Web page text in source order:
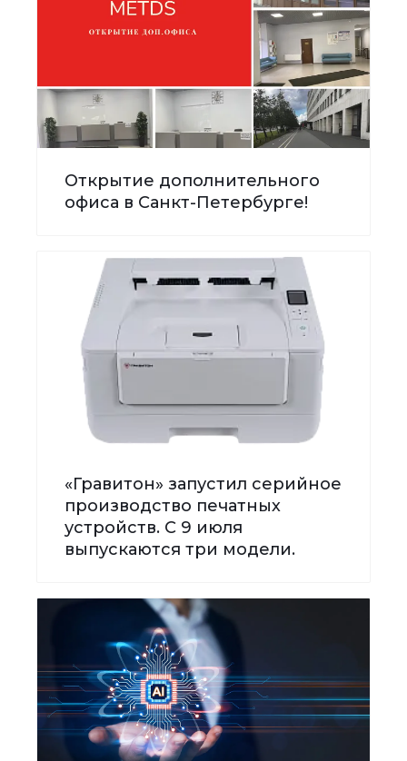
Открытие дополнительного
офиса в Санкт-Петербурге!
«Гравитон» запустил серийное
производство печатных
устройств. С 9 июля
выпускаются три модели.